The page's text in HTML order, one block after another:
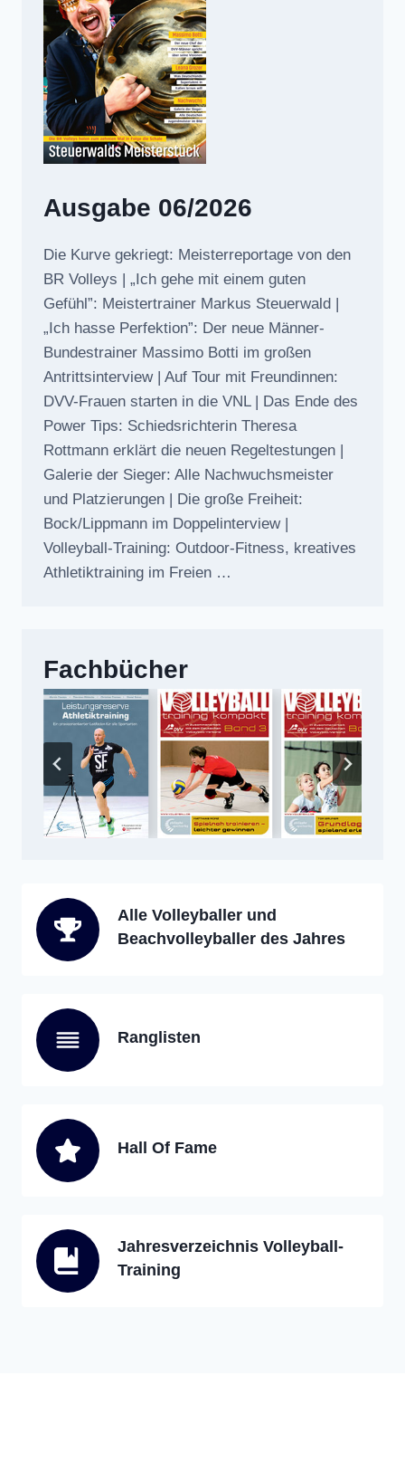
Ausgabe 06/2026
Die Kurve gekriegt: Meisterreportage von den
BR Volleys | „Ich gehe mit einem guten
Gefühl”: Meistertrainer Markus Steuerwald |
„Ich hasse Perfektion”: Der neue Männer-
Bundestrainer Massimo Botti im großen
Antrittsinterview | Auf Tour mit Freundinnen:
DVV-Frauen starten in die VNL | Das Ende des
Power Tips: Schiedsrichterin Theresa
Rottmann erklärt die neuen Regeltestungen |
Galerie der Sieger: Alle Nachwuchsmeister
und Platzierungen | Die große Freiheit:
Bock/Lippmann im Doppelinterview |
Volleyball-Training: Outdoor-Fitness, kreatives
Athletiktraining im Freien …
Fachbücher
Alle Volleyballer und
Beachvolleyballer des Jahres
Ranglisten
Hall Of Fame
Jahresverzeichnis Volleyball-
Training